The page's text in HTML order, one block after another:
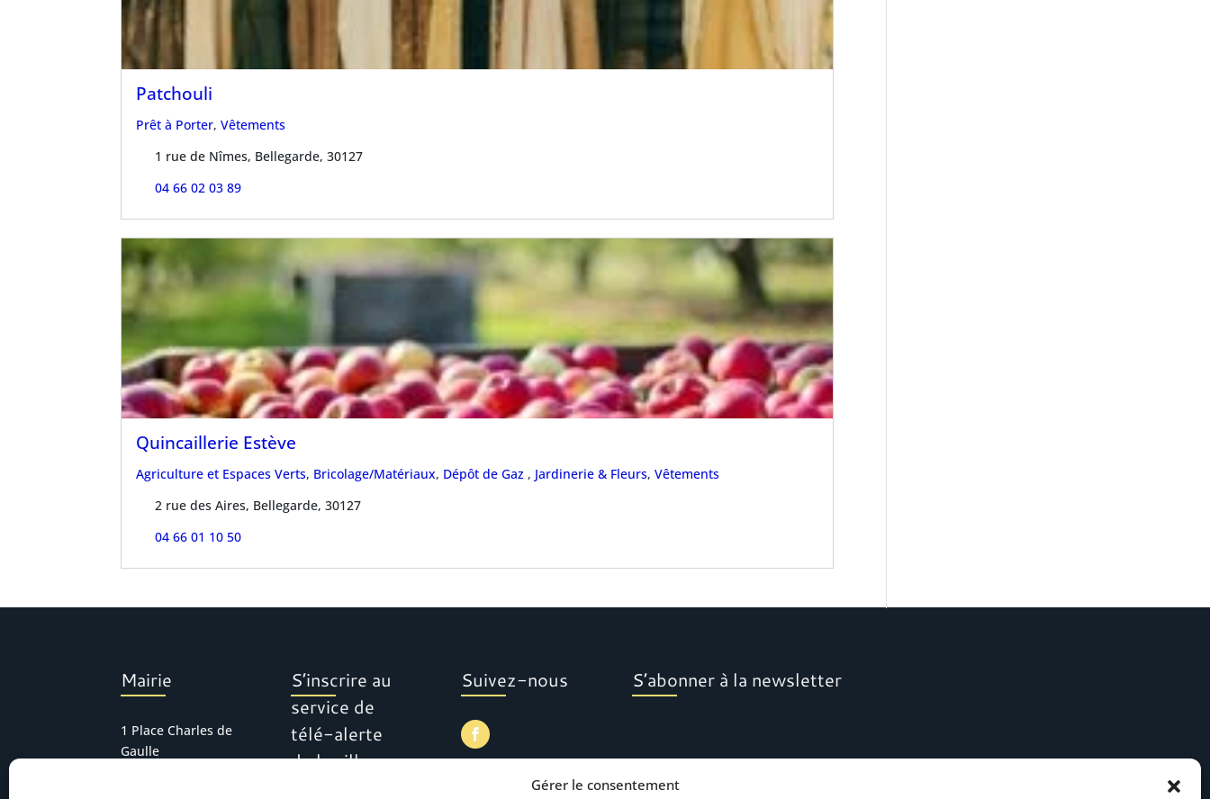
Gérer le consentement
Patchouli
Prêt à Porter,Vêtements
1 rue de Nîmes, Bellegarde, 30127
04 66 02 03 89
Quincaillerie Estève
Agriculture et Espaces Verts, Bricolage/Matériaux, Dépôt de Gaz , Jardinerie & Fleurs,Vêtements
2 rue des Aires, Bellegarde, 30127
04 66 01 10 50
Mairie
1 Place Charles de
Gaulle
S’inscrire au
service de
télé-alerte
de la ville
Suivez-nous S’abonner à la newsletter